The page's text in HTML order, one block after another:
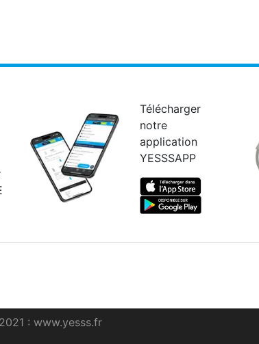
Télécharger
notre
application
YESSSAPP
2021 : www.yesss.fr